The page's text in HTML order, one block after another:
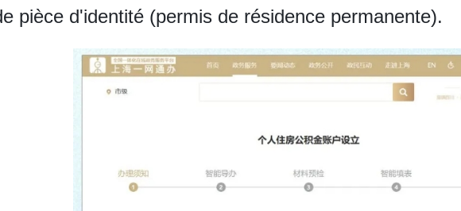
pièce d'identité (permis de résidence permanente).